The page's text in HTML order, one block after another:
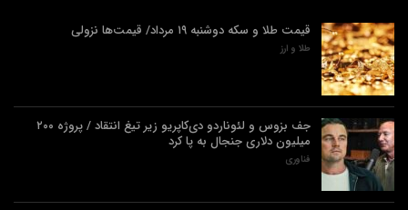
قیمت طلا و سکه دوشنبه ۱۹ مرداد/ قیمت‌ها نزولی
طلا و ارز
جف بزوس و لئوناردو دی‌کاپریو زیر تیغ انتقاد / پروژه ۲۰۰
میلیون دلاری جنجال به پا کرد
فناوری